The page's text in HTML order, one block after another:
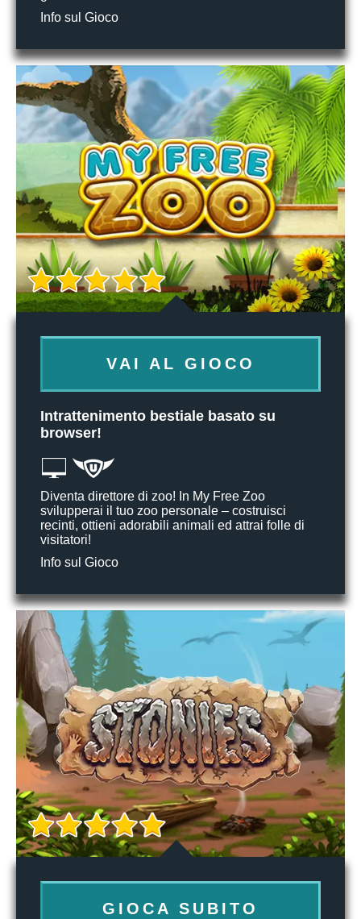
Info sul Gioco
VAI AL GIOCO
Intrattenimento bestiale basato su
browser!
Diventa direttore di zoo! In My Free Zoo
svilupperai il tuo zoo personale – costruisci
recinti, ottieni adorabili animali ed attrai folle di
visitatori!
Info sul Gioco
GIOCA SUBITO